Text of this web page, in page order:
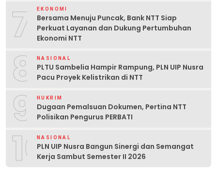
7 EKONOMI
Bersama Menuju Puncak, Bank NTT Siap
Perkuat Layanan dan Dukung Pertumbuhan
Ekonomi NTT
8 NASIONAL
PLTU Sambelia Hampir Rampung, PLN UIP Nusra
Pacu Proyek Kelistrikan di NTT
9 HUKRIM
Dugaan Pemalsuan Dokumen, Pertina NTT
Polisikan Pengurus PERBATI
10NASIONAL
PLN UIP Nusra Bangun Sinergi dan Semangat
Kerja Sambut Semester II 2026